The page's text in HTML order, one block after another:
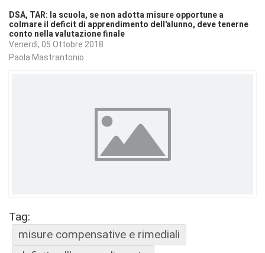
DSA, TAR: la scuola, se non adotta misure opportune a
colmare il deficit di apprendimento dell'alunno, deve tenerne
conto nella valutazione finale
Venerdì, 05 Ottobre 2018
Paola Mastrantonio
Tag:
misure compensative e rimediali